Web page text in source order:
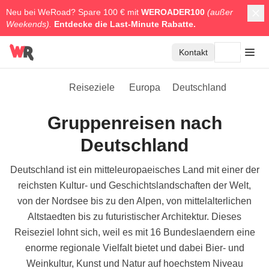
Neu bei WeRoad? Spare 100 € mit WEROADER100 (außer
Weekends).
Entdecke die Last-Minute Rabatte.
Kontakt
Reiseziele Europa Deutschland
Gruppenreisen nach
Deutschland
Deutschland ist ein mitteleuropaeisches Land mit einer der
reichsten Kultur- und Geschichtslandschaften der Welt,
von der Nordsee bis zu den Alpen, von mittelalterlichen
Altstaedten bis zu futuristischer Architektur. Dieses
Reiseziel lohnt sich, weil es mit 16 Bundeslaendern eine
enorme regionale Vielfalt bietet und dabei Bier- und
Weinkultur, Kunst und Natur auf hoechstem Niveau